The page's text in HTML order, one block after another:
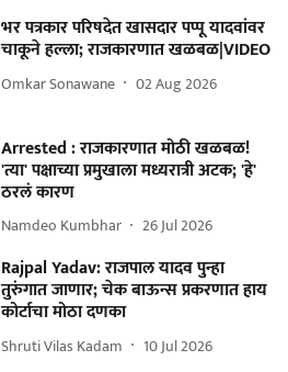
भर पत्रकार परिषदेत खासदार पप्पू यादवांवर
चाकूने हल्ला; राजकारणात खळबळ|VIDEO
Omkar Sonawane 02 Aug 2026
Arrested : राजकारणात मोठी खळबळ!
'त्या' पक्षाच्या प्रमुखाला मध्यरात्री अटक; 'हे'
ठरलं कारण
Namdeo Kumbhar 26 Jul 2026
Rajpal Yadav: राजपाल यादव पुन्हा
तुरुंगात जाणार; चेक बाऊन्स प्रकरणात हाय
कोर्टाचा मोठा दणका
Shruti Vilas Kadam 10 Jul 2026